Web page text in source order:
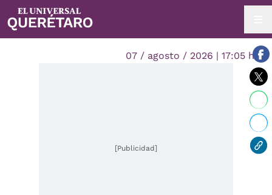
07 / agosto / 2026 | 17:05 hrs.
[Publicidad]